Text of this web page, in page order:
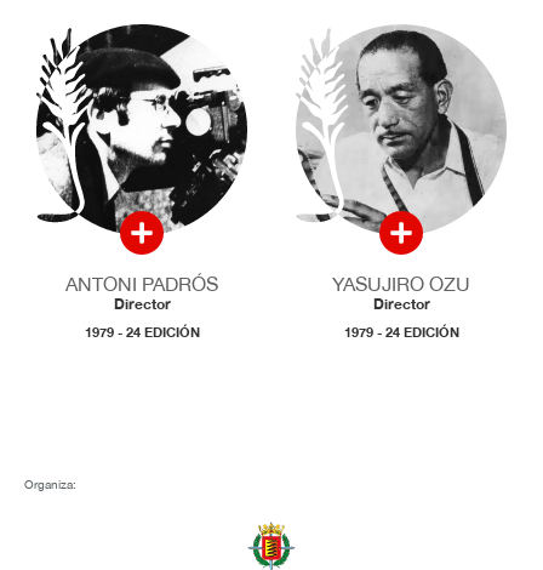
ANTONI PADRÓS
Director
1979 - 24 EDICIÓN
YASUJIRO OZU
Director
1979 - 24 EDICIÓN
Organiza: